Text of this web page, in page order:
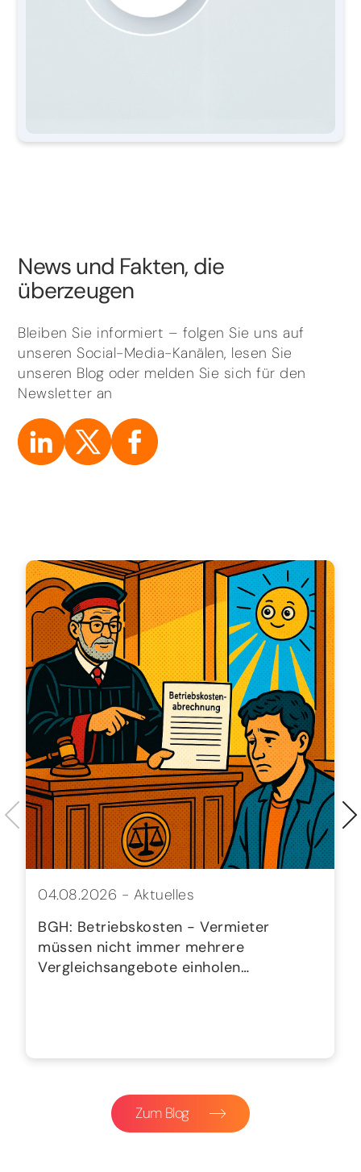
News und Fakten, die
überzeugen
Bleiben Sie informiert – folgen Sie uns auf
unseren Social-Media-Kanälen, lesen Sie
unseren Blog oder melden Sie sich für den
Newsletter an
04.08.2026 - Aktuelles
BGH: Betriebskosten - Vermieter
müssen nicht immer mehrere
Vergleichsangebote einholen…
Zum Blog